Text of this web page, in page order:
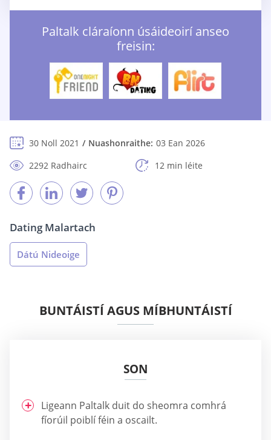
Paltalk cláraíonn úsáideoirí anseo
freisin:
30 Noll 2021 Nuashonraithe: 03 Ean 2026
2292 Radhairc
12 min léite
Dating Malartach
Dátú Nideoige
BUNTÁISTÍ AGUS MÍBHUNTÁISTÍ
SON
Ligeann Paltalk duit do sheomra comhrá
fíorúil poiblí féin a oscailt.